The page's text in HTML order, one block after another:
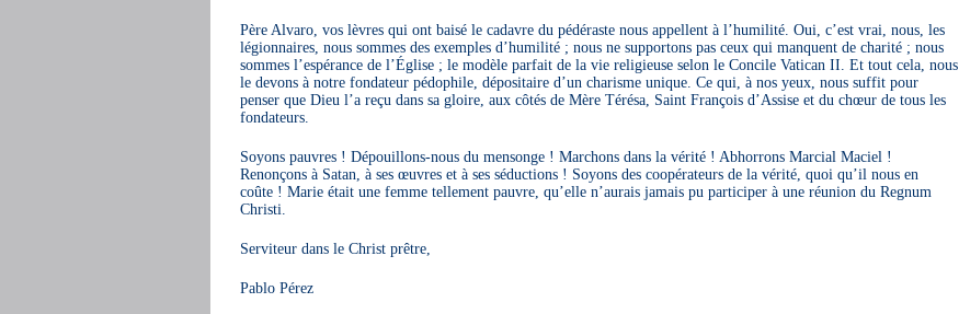
Père Alvaro, vos lèvres qui ont baisé le cadavre du pédéraste nous appellent à l’humilité. Oui, c’est vrai, nous, les
légionnaires, nous sommes des exemples d’humilité ; nous ne supportons pas ceux qui manquent de charité ; nous
sommes l’espérance de l’Église ; le modèle parfait de la vie religieuse selon le Concile Vatican II. Et tout cela, nous
le devons à notre fondateur pédophile, dépositaire d’un charisme unique. Ce qui, à nos yeux, nous suffit pour
penser que Dieu l’a reçu dans sa gloire, aux côtés de Mère Térésa, Saint François d’Assise et du chœur de tous les
fondateurs.
Soyons pauvres ! Dépouillons-nous du mensonge ! Marchons dans la vérité ! Abhorrons Marcial Maciel !
Renonçons à Satan, à ses œuvres et à ses séductions ! Soyons des coopérateurs de la vérité, quoi qu’il nous en
coûte ! Marie était une femme tellement pauvre, qu’elle n’aurais jamais pu participer à une réunion du Regnum
Christi.
Serviteur dans le Christ prêtre,
Pablo Pérez